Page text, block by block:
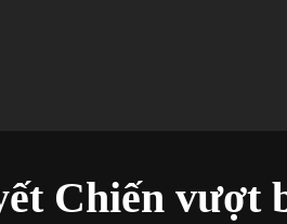
Chiến vượt